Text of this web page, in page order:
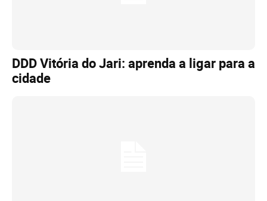
DDD Vitória do Jari: aprenda a ligar para a
cidade